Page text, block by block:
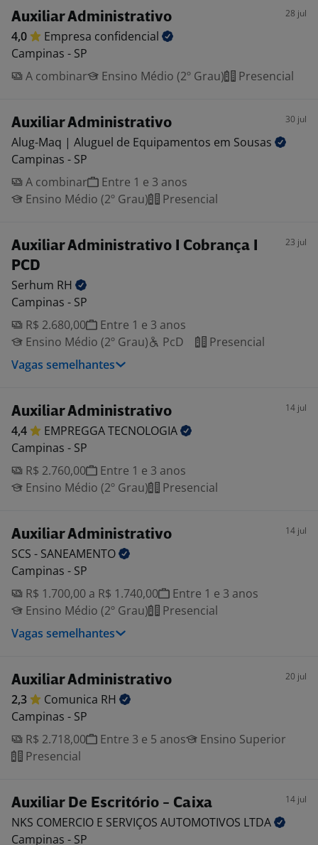
Auxiliar Administrativo 28 jul
4,0 Empresa confidencial
Campinas - SP
A combinar
Ensino Médio (2º Grau) Presencial
Auxiliar Administrativo 30 jul
Alug-Maq | Aluguel de Equipamentos em Sousas
Campinas - SP
A combinar
Entre 1 e 3 anos
Ensino Médio (2º Grau)
Presencial
Auxiliar Administrativo I Cobrança I
PCD
23 jul
Serhum RH
Campinas - SP
R$ 2.680,00
Entre 1 e 3 anos
Ensino Médio (2º Grau)
PcD
Presencial
Vagas semelhantes
Auxiliar Administrativo 14 jul
4,4 EMPREGGATECNOLOGIA
Campinas - SP
R$ 2.760,00
Entre 1 e 3 anos
Ensino Médio (2º Grau)
Presencial
Auxiliar Administrativo 14 jul
SCS - SANEAMENTO
Campinas - SP
R$ 1.700,00 a R$ 1.740,00
Entre 1 e 3 anos
Ensino Médio (2º Grau)
Presencial
Vagas semelhantes
Auxiliar Administrativo 20 jul
2,3 Comunica RH
Campinas - SP
R$ 2.718,00
Entre 3 e 5 anos
Ensino Superior
Presencial
Auxiliar De Escritório - Caixa 14 jul
NKS COMERCIO E SERVIÇOS AUTOMOTIVOS LTDA
Campinas - SP